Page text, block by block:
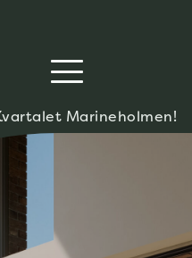
Marineholmen!